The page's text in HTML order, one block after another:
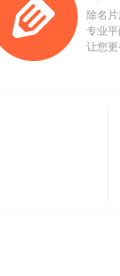
除名
专业
让您